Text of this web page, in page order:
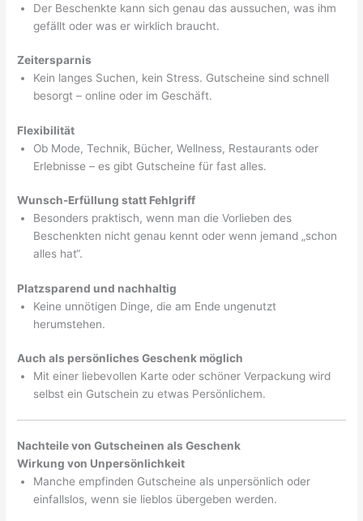
Der Beschenkte kann sich genau das aussuchen, was ihm
gefällt oder was er wirklich braucht.
Zeitersparnis
Kein langes Suchen, kein Stress. Gutscheine sind schnell
besorgt – online oder im Geschäft.
Flexibilität
Ob Mode, Technik, Bücher, Wellness, Restaurants oder
Erlebnisse – es gibt Gutscheine für fast alles.
Wunsch-Erfüllung statt Fehlgriff
Besonders praktisch, wenn man die Vorlieben des
Beschenkten nicht genau kennt oder wenn jemand „schon
alles hat“.
Platzsparend und nachhaltig
Keine unnötigen Dinge, die am Ende ungenutzt
herumstehen.
Auch als persönliches Geschenk möglich
Mit einer liebevollen Karte oder schöner Verpackung wird
selbst ein Gutschein zu etwas Persönlichem.
Nachteile von Gutscheinen als Geschenk
Wirkung von Unpersönlichkeit
Manche empfinden Gutscheine als unpersönlich oder
einfallslos, wenn sie lieblos übergeben werden.